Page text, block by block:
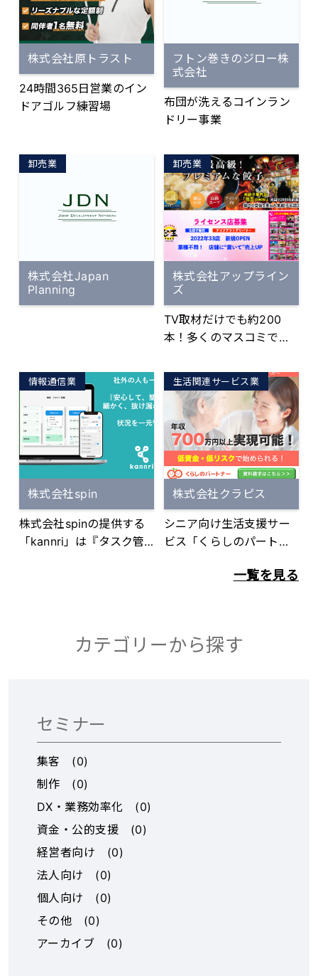
要］ 『会社PR動画・採用
動画・商品紹介動画・サ
ービス紹介動画』など 目
的に合わせて構成作りか
ら、撮影、編集まで丸投
げして頂けます。 作成し
た動画は、自社ホームペ
説明会、展示会、デジタ
にご利用頂けます。 ≪販
売パートナー企業募集中
に始められる紹介制度で
す。 『既存客にアップセ
ルする商材が欲しい』
先が欲しい』 『自社のW
EBサイト制作サービスと
動画制作をセット販売し
たい』 『ホームページ制
作案件も丸投げしたい』
など、パートナー企業様
のご希望に合わせた連携
スキームをご用意してお
ります。 資料請求後に弊
社担当からメールでご連
盟店4店舗出店。 2023年
中オーナー3組、加盟を前
向きに検討中の方が3組。
▼レッスン料金 短期集中
型の高単価プラン。 価格
帯としてはライザップゴ
店で最もお申込が多いプ
ランは『デイタイム通い
放題2ヶ月』197,800円
（税込）、『無制限通い
放題4ヶ月』384,800円
（税込）の2プラン。会員
様の平均契約単価は32〜
35万円ほどで推移。先述
の競合2社と比較するとお
客様がお支払いしやすい
価格設定。 ▼集客力 母体
で、マーケティングチー
ムとカスタマーサクセス
チームを内製化。脱毛サ
ロン事業において圧倒的
な集客力を誇る「メンズ
クリア」等と同じチー
ム、同じ手法で確実なマ
ーケティングを実施。 頂
いたお問い合わせには本
部カスタマーサクセスチ
速に店舗への体験来店を
と、高い稼働効率がもた
ナル・メソッドです。 こ
ちらを個人向け、また法
人様の社員様向けに展開
しております。 https://m
issionmikke.com/consul/
こちらに内容が書いてあ
りますので、ご覧いただ
抱えたまま円で保有され
ている企業様の資金がみ
ております関係で、外貨
での運用、実物資産での
ってきております。 弊社
はアメリカベースにて、
ロサンゼルスの不動産開
発事業とアート投資を運
営しております。 実物資
産を用いて、企業様とオ
ーナー様の資産を管理し
ております。
株式会社原トラスト
24時間365日営業のイン
ドアゴルフ練習場
フトン巻きのジロー株
式会社
布団が洗えるコインラン
ドリー事業
卸売業
株式会社Japan
Planning
卸売業
株式会社アップライン
ズ
TV取材だけでも約200
本！多くのマスコミでも
「包王Paou」が、さまざ
まな業種の店舗の売上を
簡単に上積できるライセ
ンスをご提案。 冷凍で○
生餃子直売。 調理して○
テイクアウト○デリバリ
ー○キッチンカー○既存
メニューにプラス、など
で販売拡大。 用途は幅広
く、新たな売上を求める
店舗オーナーにおすすめ
情報通信業
株式会社spin
株式会社spinの提供する
「kannri」は『タスク管
理、社内業務管理、製造
く、抜け漏れなく、ワン
き、『月1,000円/1ユーザ
ー（無料お試しあり）』
でご利用できるタスク管
理コミュニケーションツ
ールです。 --------------
--------------------------
--------------------------
--- ▼こんなお悩みはあり
ませんか？ --------------
--------------------------
--- 【DX対応していない
生活関連サービス業
株式会社クラピス
シニア向け生活支援サー
ビス「くらしのパートナ
一覧を見る
カテゴリーから探す
セミナー
集客 (0)
制作 (0)
DX・業務効率化 (0)
資金・公的支援 (0)
経営者向け (0)
法人向け (0)
個人向け (0)
その他 (0)
アーカイブ (0)